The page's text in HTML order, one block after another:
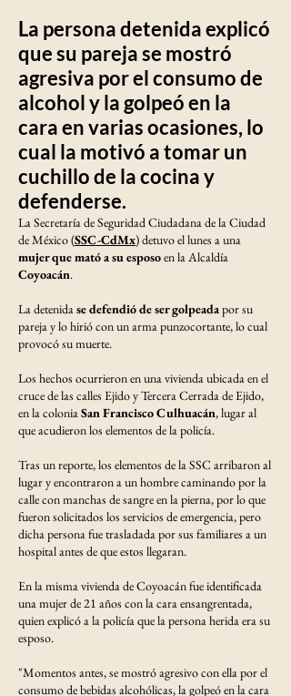
La persona detenida explicó
que su pareja se mostró
agresiva por el consumo de
alcohol y la golpeó en la
cara en varias ocasiones, lo
cual la motivó a tomar un
cuchillo de la cocina y
defenderse.
La Secretaría de Seguridad Ciudadana de la Ciudad
de México (SSC-CdMx) detuvo el lunes a una
mujer que mató a su esposoen la Alcaldía
Coyoacán.
La detenidase defendió de ser golpeadapor su
pareja y lo hirió con un arma punzocortante, lo cual
provocó su muerte.
Los hechos ocurrieron en una vivienda ubicada en el
cruce de las calles Ejido y Tercera Cerrada de Ejido,
en la coloniaSan Francisco Culhuacán, lugar al
que acudieron los elementos de la policía.
Tras un reporte, los elementos de la SSC arribaron al
lugar y encontraron a un hombre caminando por la
calle con manchas de sangre en la pierna, por lo que
fueron solicitados los servicios de emergencia, pero
dicha persona fue trasladada por sus familiares a un
hospital antes de que estos llegaran.
En la misma vivienda de Coyoacán fue identificada
una mujer de 21 años con la cara ensangrentada,
quien explicó a la policía que la persona herida era su
esposo.
"Momentos antes, se mostró agresivo con ella por el
consumo de bebidas alcohólicas, la golpeó en la cara